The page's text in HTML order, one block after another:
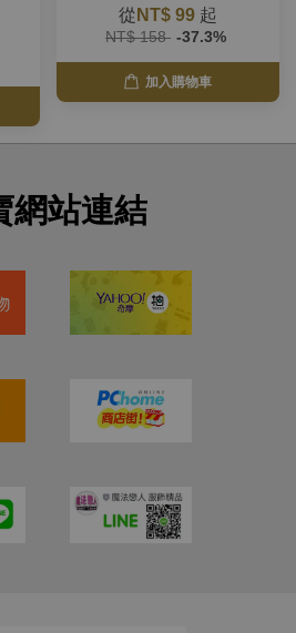
從 NT$ 99 起
NT$ 158 -37.3%
加入購物車
網站連結